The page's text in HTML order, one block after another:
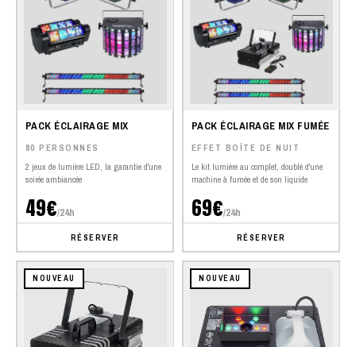
PACK ÉCLAIRAGE MIX
80 PERSONNES
2 jeux de lumière LED, la garantie d'une
soirée ambiancée
49€/24h
RÉSERVER
PACK ÉCLAIRAGE MIX FUMÉE
EFFET BOÎTE DE NUIT
Le kit lumière au complet, doublé d'une
machine à fumée et de son liquide
69€/24h
RÉSERVER
NOUVEAU NOUVEAU